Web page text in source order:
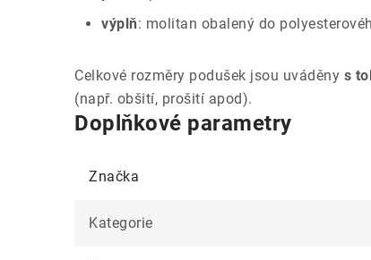
výplň: molitan obalený do
Celkové rozměry podušek jsou uváděny s
(např. obšití, prošití apod).
Doplňkové parametry
Značka
Kategorie